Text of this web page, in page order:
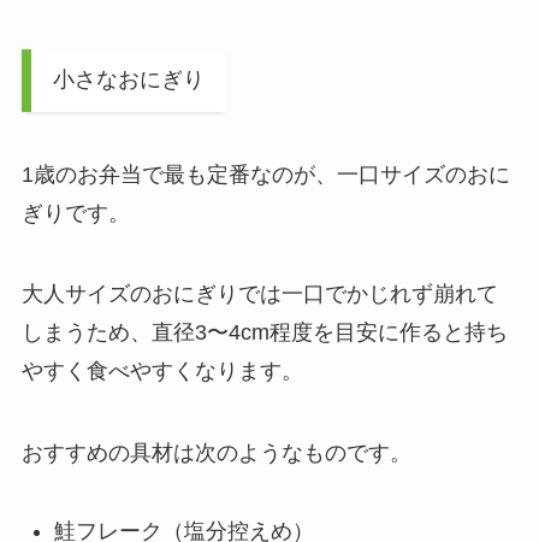
小さなおにぎり
1歳のお弁当で最も定番なのが、一口サイズのおに
ぎりです。
大人サイズのおにぎりでは一口でかじれず崩れて
しまうため、直径3〜4cm程度を目安に作ると持ち
やすく食べやすくなります。
おすすめの具材は次のようなものです。
鮭フレーク（塩分控えめ）